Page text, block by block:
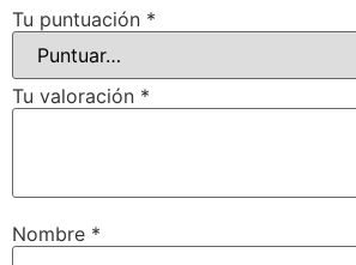
Tu puntuación *
Tu valoración *
Nombre *